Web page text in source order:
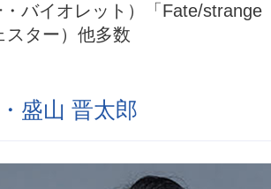
・バイオレット）「Fate/strange
スター）他多数
盛山 晋太郎